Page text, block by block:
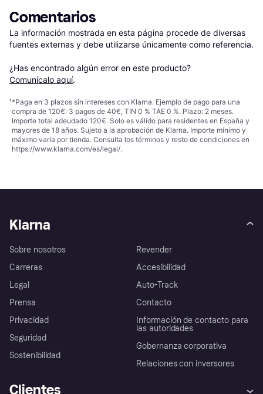
Comentarios
La información mostrada en esta página procede de diversas
fuentes externas y debe utilizarse únicamente como referencia.
¿Has encontrado algún error en este producto?
Comunícalo aquí.
¹*Paga en 3 plazos sin intereses con Klarna. Ejemplo de pago para una
compra de 120€: 3 pagos de 40€, TIN 0 % TAE 0 %. Plazo: 2 meses.
Importe total adeudado 120€. Solo es válido para residentes en España y
mayores de 18 años. Sujeto a la aprobación de Klarna. Importe mínimo y
máximo varía por tienda. Consulta los términos y resto de condiciones en
https://www.klarna.com/es/legal/.
Klarna
Sobre nosotros
Carreras
Legal
Prensa
Privacidad
Seguridad
Sostenibilidad
Revender
Accesibilidad
Auto-Track
Contacto
Información de contacto para
las autoridades
Gobernanza corporativa
Relaciones con inversores
Clientes